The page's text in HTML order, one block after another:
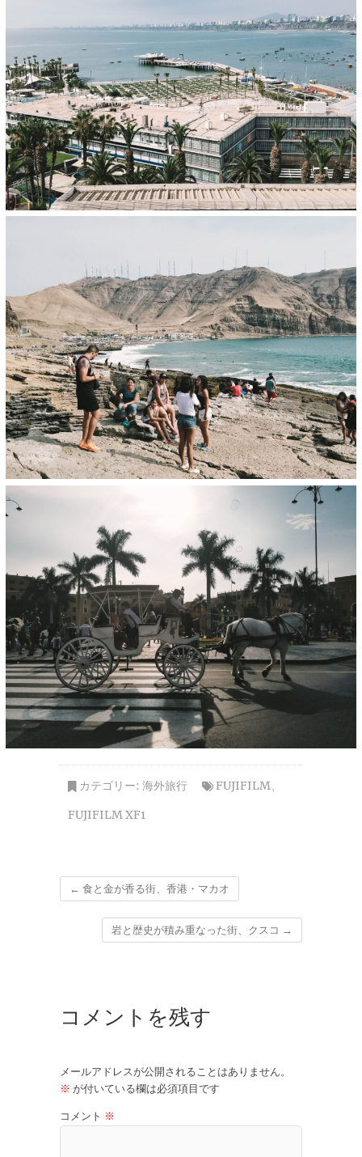
カテゴリー: 海外旅行 FUJIFILM、
FUJIFILM XF1
← 食と金が香る街、香港・マカオ
岩と歴史が積み重なった街、クスコ →
コメントを残す
メールアドレスが公開されることはありません。
※ が付いている欄は必須項目です
コメント ※